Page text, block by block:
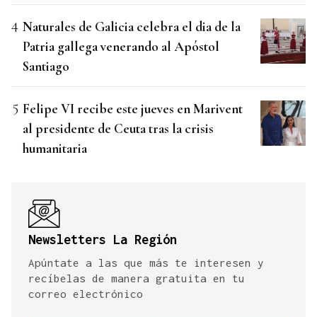
Naturales de Galicia celebra el dia de la
Patria gallega venerando al Apóstol
Santiago
Felipe VI recibe este jueves en Marivent
al presidente de Ceuta tras la crisis
humanitaria
Newsletters La Región
Apúntate a las que más te interesen y
recíbelas de manera gratuita en tu
correo electrónico